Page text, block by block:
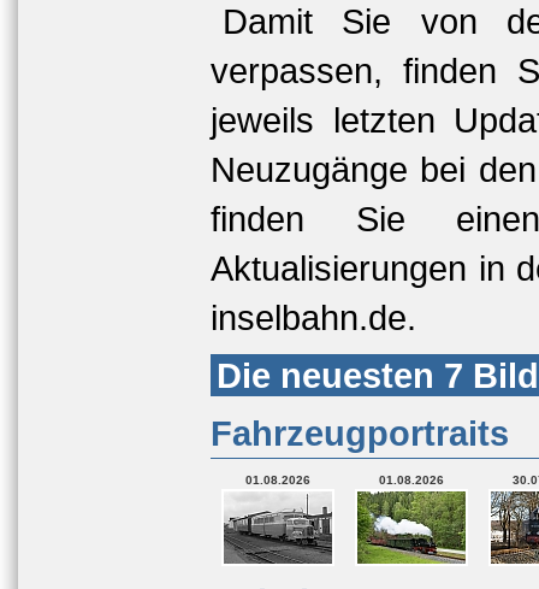
Damit Sie von
verpassen, finden
jeweils letzten
Neuzugänge bei
finden Sie
Aktualisierungen in
inselbahn.de.
Die neuesten 7
Fahrzeugportraits
01.08.2026 01.08.2026